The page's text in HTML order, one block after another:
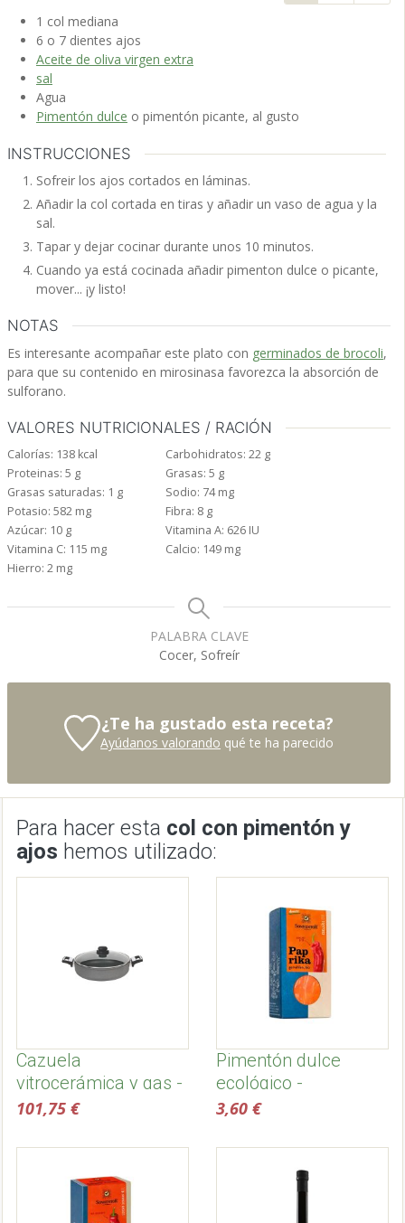
1 col mediana
6 o 7 dientes ajos
Aceite de oliva virgen extra
sal
Agua
Pimentón dulce o pimentón picante, al gusto
INSTRUCCIONES
Sofreir los ajos cortados en láminas.
Añadir la col cortada en tiras y añadir un vaso de agua y la
sal.
Tapar y dejar cocinar durante unos 10 minutos.
Cuando ya está cocinada añadir pimenton dulce o picante,
mover... ¡y listo!
NOTAS
Es interesante acompañar este plato con germinados de brocoli,
para que su contenido en mirosinasa favorezca la absorción de
sulforano.
VALORES NUTRICIONALES / RACIÓN
Calorías: 138 kcal Carbohidratos: 22 g
Proteinas: 5 g Grasas: 5 g
Grasas saturadas: 1 g Sodio: 74 mg
Potasio: 582 mg Fibra: 8 g
Azúcar: 10 g Vitamina A: 626 IU
Vitamina C: 115 mg Calcio: 149 mg
Hierro: 2 mg
PALABRA CLAVE
Cocer, Sofreír
¿Te ha gustado esta receta?
Ayúdanos valorando qué te ha parecido
Para hacer esta col con pimentón y
ajos hemos utilizado:
Cazuela
vitrocerámica y gas -
SKK
101,75 €
Pimentón dulce
ecológico -
Sonnentor
3,60 €